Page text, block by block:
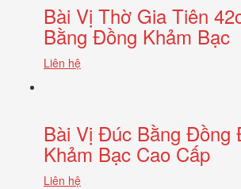
Bài Vị Thờ Gia Tiên
Bằng Đồng Khảm Bạc
Liên hệ
Bài Vị Đúc Bằng Đồng
Khảm Bạc Cao Cấp
Liên hệ